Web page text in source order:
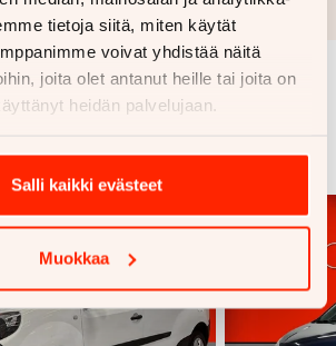
tietoja siitä, miten käytät
voivat yhdistää näitä
joita olet antanut heille tai joita on
heidän palvelujaan.
Salli kaikki evästeet
Muokkaa
ajoneuvoja